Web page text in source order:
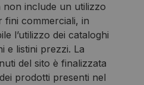
non include un utilizzo
fini commerciali, in
l’utilizzo dei cataloghi
e listini prezzi. La
del sito è finalizzata
prodotti presenti nel